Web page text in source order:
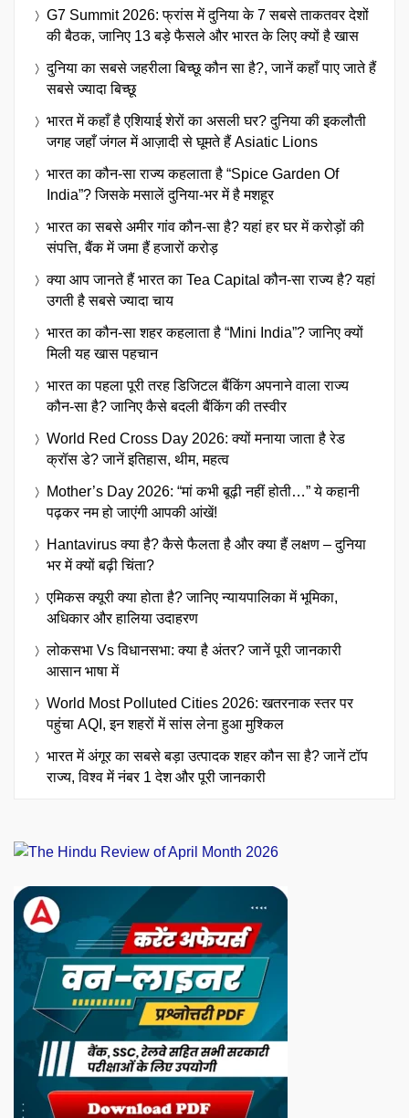
G7 Summit 2026: फ्रांस में दुनिया के 7 सबसे ताकतवर देशों
की बैठक, जानिए 13 बड़े फैसले और भारत के लिए क्यों है खास
दुनिया का सबसे जहरीला बिच्छू कौन सा है?, जानें कहाँ पाए जाते हैं
सबसे ज्यादा बिच्छू
भारत में कहाँ है एशियाई शेरों का असली घर? दुनिया की इकलौती
जगह जहाँ जंगल में आज़ादी से घूमते हैं Asiatic Lions
भारत का कौन-सा राज्य कहलाता है “Spice Garden Of
India”? जिसके मसालें दुनिया-भर में है मशहूर
भारत का सबसे अमीर गांव कौन-सा है? यहां हर घर में करोड़ों की
संपत्ति, बैंक में जमा हैं हजारों करोड़
क्या आप जानते हैं भारत का Tea Capital कौन-सा राज्य है? यहां
उगती है सबसे ज्यादा चाय
भारत का कौन-सा शहर कहलाता है “Mini India”? जानिए क्यों
मिली यह खास पहचान
भारत का पहला पूरी तरह डिजिटल बैंकिंग अपनाने वाला राज्य
कौन-सा है? जानिए कैसे बदली बैंकिंग की तस्वीर
World Red Cross Day 2026: क्यों मनाया जाता है रेड
क्रॉस डे? जानें इतिहास, थीम, महत्व
Mother’s Day 2026: “मां कभी बूढ़ी नहीं होती…” ये कहानी
पढ़कर नम हो जाएंगी आपकी आंखें!
Hantavirus क्या है? कैसे फैलता है और क्या हैं लक्षण – दुनिया
भर में क्यों बढ़ी चिंता?
एमिकस क्यूरी क्या होता है? जानिए न्यायपालिका में भूमिका,
अधिकार और हालिया उदाहरण
लोकसभा Vs विधानसभा: क्या है अंतर? जानें पूरी जानकारी
आसान भाषा में
World Most Polluted Cities 2026: खतरनाक स्तर पर
पहुंचा AQI, इन शहरों में सांस लेना हुआ मुश्किल
भारत में अंगूर का सबसे बड़ा उत्पादक शहर कौन सा है? जानें टॉप
राज्य, विश्व में नंबर 1 देश और पूरी जानकारी